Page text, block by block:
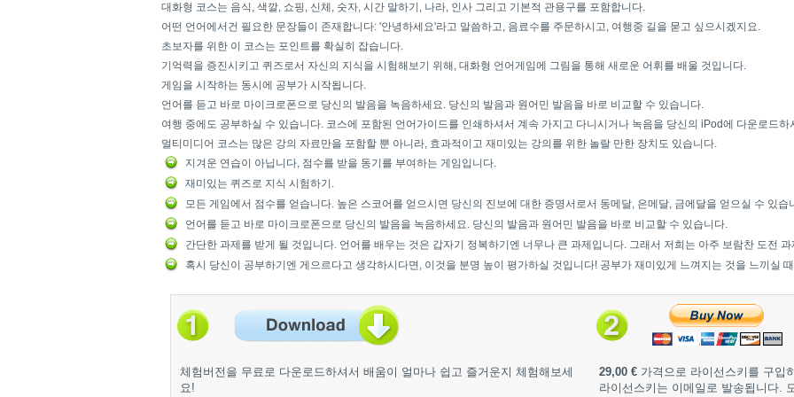
대화형 코스는 음식, 색깔, 쇼핑, 신체, 숫자, 시간 말하기, 나라, 인사 그리고 기본적 관용구를 포함합니다.
어떤 언어에서건 필요한 문장들이 존재합니다: '안녕하세요'라고 말씀하고, 음료수를 주문하시고, 여행중 길을 묻고 싶으시겠지요.
초보자를 위한 이 코스는 포인트를 확실히 잡습니다.
기억력을 증진시키고 퀴즈로서 자신의 지식을 시험해보기 위해, 대화형 언어게임에 그림을 통해 새로운 어휘를 배울 것입니다.
게임을 시작하는 동시에 공부가 시작됩니다.
언어를 듣고 바로 마이크로폰으로 당신의 발음을 녹음하세요. 당신의 발음과 원어민 발음을 바로 비교할 수 있습니다.
여행 중에도 공부하실 수 있습니다. 코스에 포함된 언어가이드를 인쇄하셔서 계속 가지고 다니시거나 녹음을 당신의 iPod에 다운로드하
멀티미디어 코스는 많은 강의 자료만을 포함할 뿐 아니라, 효과적이고 재미있는 강의를 위한 놀랄 만한 장치도 있습니다.
지겨운 연습이 아닙니다, 점수를 받을 동기를 부여하는 게임입니다.
재미있는 퀴즈로 지식 시험하기.
모든 게임에서 점수를 얻습니다. 높은 스코어를 얻으시면 당신의 진보에 대한 증명서로서 동메달, 은메달, 금에달을 얻으실 수 있습
언어를 듣고 바로 마이크로폰으로 당신의 발음을 녹음하세요. 당신의 발음과 원어민 발음을 바로 비교할 수 있습니다.
간단한 과제를 받게 될 것입니다. 언어를 배우는 것은 갑자기 정복하기엔 너무나 큰 과제입니다. 그래서 저희는 아주 보람찬 도전
혹시 당신이 공부하기엔 게으르다고 생각하시다면, 이것을 분명 높이 평가하실 것입니다! 공부가 재미있게 느껴지는 것을 느끼실
체험버전을 무료로 다운로드하셔서 배움이 얼마나 쉽고 즐거운지 체험해보세
요!
29,00 € 가격으로 라이선스키를 구입
라이선스키는 이메일로 발송됩니다.